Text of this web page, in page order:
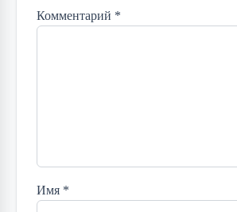
Комментарий *
Имя *